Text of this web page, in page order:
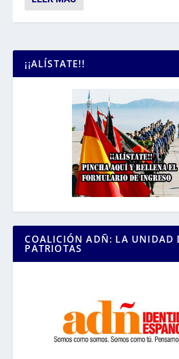
¡¡ALÍSTATE!!
COALICIÓN ADÑ: LA UNIDAD
PATRIOTAS